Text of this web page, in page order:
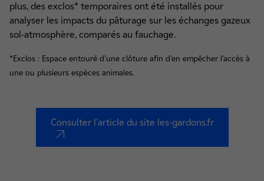
plus, des exclos* temporaires ont été installés pour
analyser les impacts du pâturage sur les échanges gazeux
sol-atmosphère, comparés au fauchage.
*Exclos : Espace entouré d'une clôture afin d'en empêcher l'accès à
une ou plusieurs espèces animales.
Consulter l'article du site les-gardons.fr
nouvel onglet